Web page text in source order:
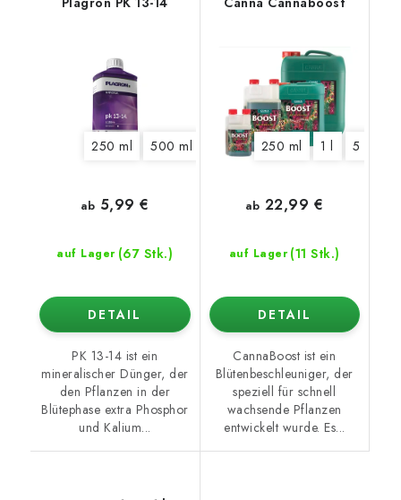
250 ml 500 ml 5 l 10 l 20 l
auf Lager (67 Stk.)
ab 5,99 €
DETAIL
PK 13-14 ist ein
mineralischer Dünger, der
den Pflanzen in der
Blütephase extra Phosphor
und Kalium...
250 ml 1 l 5 l
auf Lager (11 Stk.)
ab 22,99 €
DETAIL
CannaBoost ist ein
Blütenbeschleuniger, der
speziell für schnell
wachsende Pflanzen
entwickelt wurde. Es...